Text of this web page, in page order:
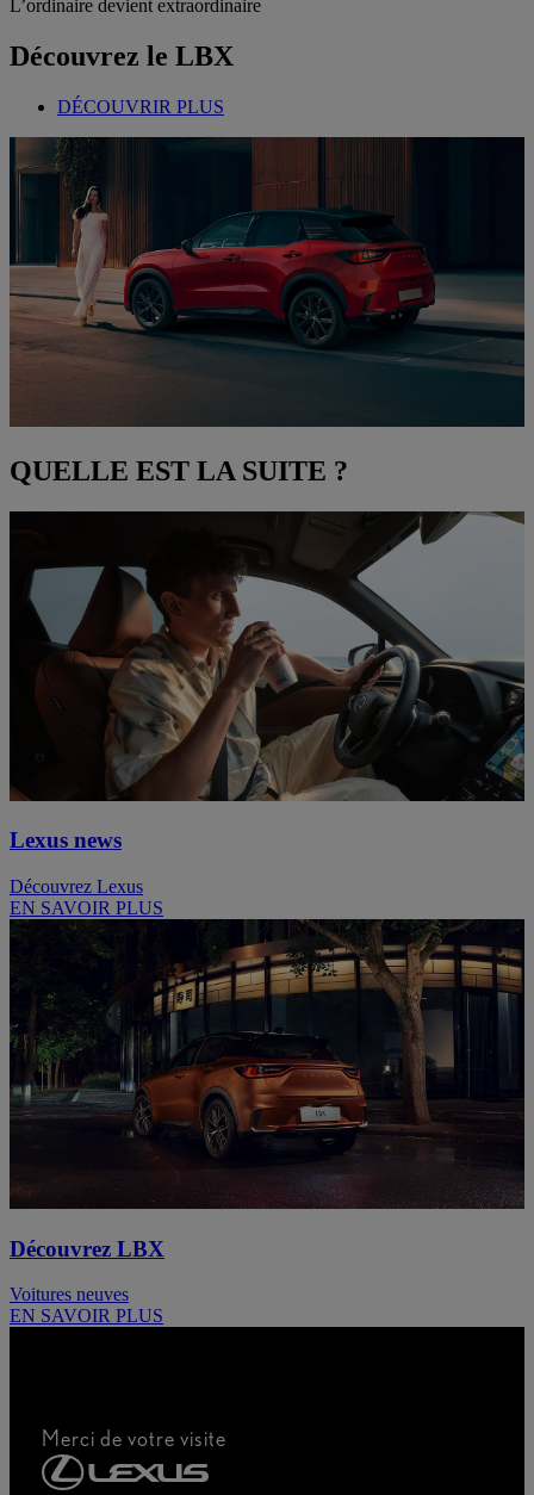
L’ordinaire devient extraordinaire
Découvrez le LBX
DÉCOUVRIR PLUS
QUELLE EST LA SUITE ?
Lexus news
Découvrez Lexus
EN SAVOIR PLUS
Découvrez LBX
Voitures neuves
EN SAVOIR PLUS
Merci de votre visite